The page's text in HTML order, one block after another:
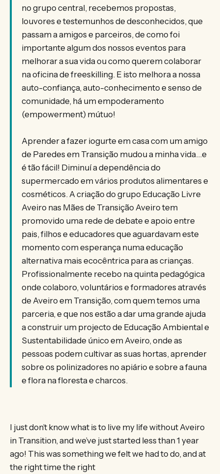
no grupo central, recebemos propostas,
louvores e testemunhos de desconhecidos, que
passam a amigos e parceiros, de como foi
importante algum dos nossos eventos para
melhorar a sua vida ou como querem colaborar
na oficina de freeskilling. E isto melhora a nossa
auto-confiança, auto-conhecimento e senso de
comunidade, há um empoderamento
(empowerment) mútuo!
Aprender a fazer iogurte em casa com um amigo
de Paredes em Transição mudou a minha vida…e
é tão fácil! Diminuí a dependência do
supermercado em vários produtos alimentares e
cosméticos. A criação do grupo Educação Livre
Aveiro nas Mães de Transição Aveiro tem
promovido uma rede de debate e apoio entre
pais, filhos e educadores que aguardavam este
momento com esperança numa educação
alternativa mais ecocêntrica para as crianças.
Profissionalmente recebo na quinta pedagógica
onde colaboro, voluntários e formadores através
de Aveiro em Transição, com quem temos uma
parceria, e que nos estão a dar uma grande ajuda
a construir um projecto de Educação Ambiental e
Sustentabilidade único em Aveiro, onde as
pessoas podem cultivar as suas hortas, aprender
sobre os polinizadores no apiário e sobre a fauna
e flora na floresta e charcos.
I just don’t know what is to live my life without Aveiro
in Transition, and we’ve just started less than 1 year
ago! This was something we felt we had to do, and at
the right time the right